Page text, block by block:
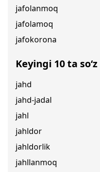
jafolanmoq
jafolamoq
jafokorona
Keyingi 10 ta so‘z
jahd
jahd-jadal
jahl
jahldor
jahldorlik
jahllanmoq